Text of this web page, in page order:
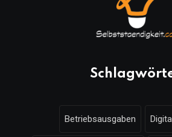
Betriebsausgaben